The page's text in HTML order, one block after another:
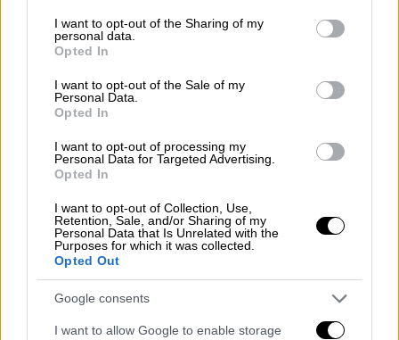
not limited to your visit or usage behaviour. You may click to
grant or deny consent to Google and its third-party tags to
use your data for below specified purposes in below Google
consent section.
I want to opt-out of the Sharing of my
personal data.
Opted In
I want to opt-out of the Sale of my
Personal Data.
Opted In
I want to opt-out of processing my
Personal Data for Targeted Advertising.
Opted In
I want to opt-out of Collection, Use,
Retention, Sale, and/or Sharing of my
Personal Data that Is Unrelated with the
Purposes for which it was collected.
Opted Out
Google consents
I want to allow Google to enable storage
της - ασφυκτικά γεμάτης - Γης. Η θεωρία
αυτή ενισχύεται από τις προηγούμενες
καταγεγραμμένεςεπιδημίες . Ας τις δούμε
αναλυτικά:
Η πανούκλα
Η «Μεγάλη Πανούκλα της Μασσαλίας» ή
απλώς πανούκλα έπληξε την Ευρώπη, στη
διάρκεια της οποίας έχασαν τη ζωή τους
περίπου 100.000 άνθρωποι. «Πηγή του
κακού» στη συγκεκριμένη περίπτωση
θεωρείται ότι υπήρξαν οι μύγες, οι οποίες
μετέδωσαν το βακτήριο στους ανθρώπους.